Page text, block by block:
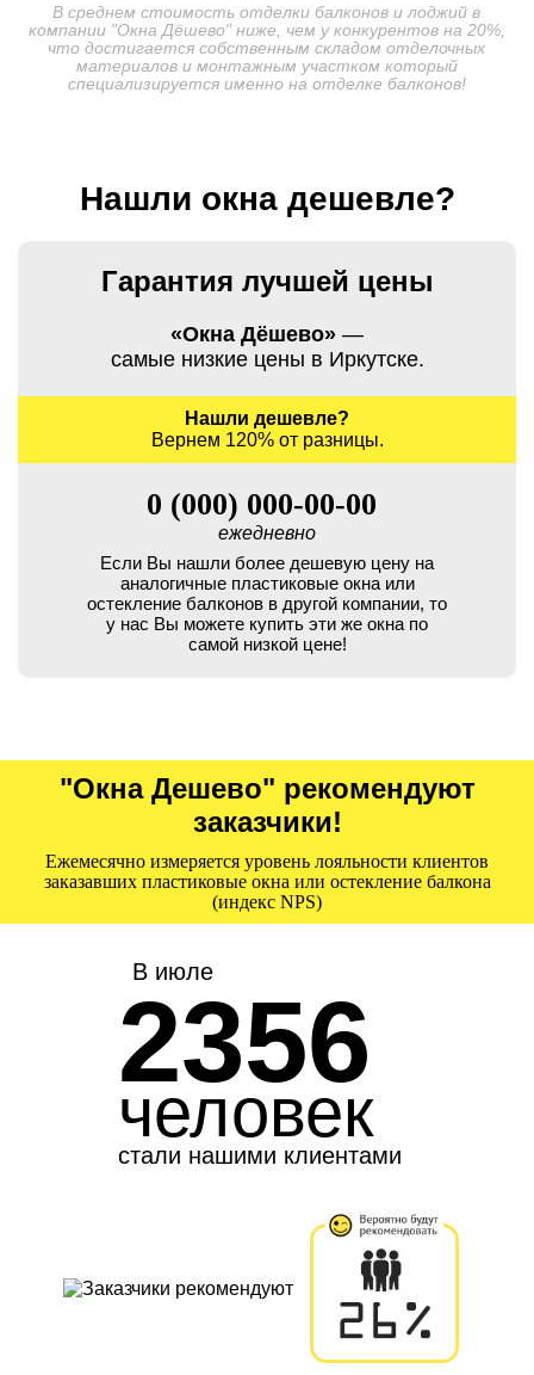
В среднем стоимость отделки балконов и лоджий в
компании "Окна Дёшево" ниже, чем у конкурентов на 20%,
что достигается собственным складом отделочных
материалов и монтажным участком который
специализируется именно на отделке балконов!
Нашли окна дешевле?
Гарантия лучшей цены
«Окна Дёшево» —
самые низкие цены в Иркутске.
Нашли дешевле?
Вернем 120% от разницы.
0 (000) 000-00-00
ежедневно
Если Вы нашли более дешевую цену на
аналогичные пластиковые окна или
остекление балконов в другой компании, то
у нас Вы можете купить эти же окна по
самой низкой цене!
"Окна Дешево" рекомендуют
заказчики!
Ежемесячно измеряется уровень лояльности клиентов
заказавших пластиковые окна или остекление балкона
(индекс NPS)
В июле
2356
человек
стали нашими клиентами